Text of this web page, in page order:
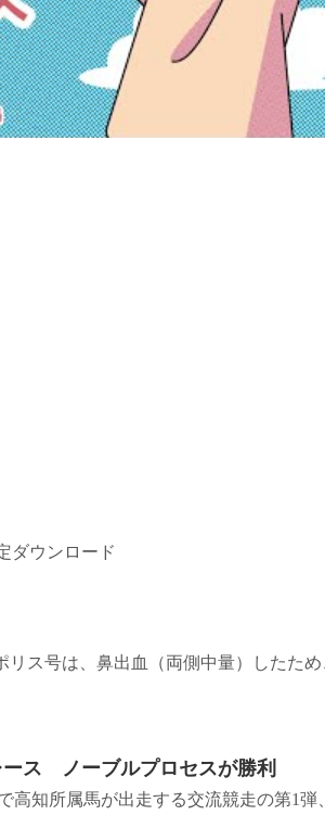
ダウンロード
号は、鼻出血（両側中量）したため
ス ノーブルプロセスが勝利
高知所属馬が出走する交流競走の第1弾、